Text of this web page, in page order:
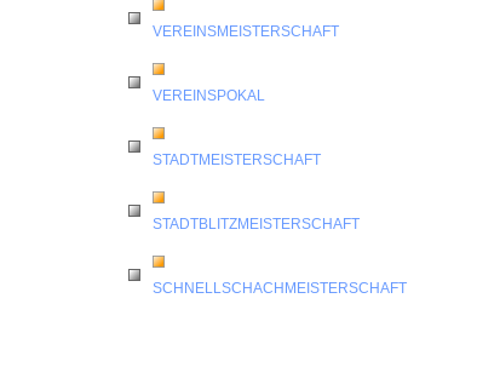
VEREINSMEISTERSCHAFT
VEREINSPOKAL
STADTMEISTERSCHAFT
STADTBLITZMEISTERSCHAFT
SCHNELLSCHACHMEISTERSCHAFT